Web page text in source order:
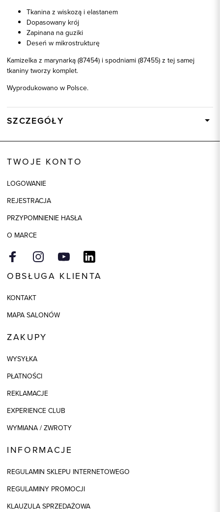
Tkanina z wiskozą i elastanem
Dopasowany krój
Zapinana na guziki
Deseń w mikrostrukturę
Kamizelka z marynarką (87454) i spodniami (87455) z tej samej
tkaniny tworzy komplet.
Wyprodukowano w Polsce.
SZCZEGÓŁY
Skład tkaniny
Składy podszewek
TWOJE KONTO
LOGOWANIE
REJESTRACJA
PRZYPOMNIENIE HASŁA
O MARCE
OBSŁUGA KLIENTA
KONTAKT
MAPA SALONÓW
ZAKUPY
WYSYŁKA
PŁATNOŚCI
REKLAMACJE
EXPERIENCE CLUB
WYMIANA / ZWROTY
INFORMACJE
REGULAMIN SKLEPU INTERNETOWEGO
REGULAMINY PROMOCJI
KLAUZULA SPRZEDAŻOWA